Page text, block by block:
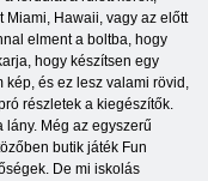
Miami, Hawaii, vagy az előtt
elment a boltba, hogy
hogy készítsen egy
kép, és ez lesz valami rövid,
részletek a kiegészítők.
Még az egyszerű
butik játék Fun
De mi iskolás